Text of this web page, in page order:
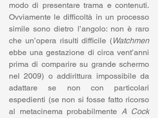
modo di presentare trama e contenuti.
Ovviamente le difficoltà in un processo
simile sono dietro l’angolo: non è raro
che un’opera risulti difficile (Watchmen
ebbe una gestazione di circa vent’anni
prima di comparire su grande schermo
nel 2009) o addirittura impossibile da
adattare se non con particolari
espedienti (se non si fosse fatto ricorso
al metacinema probabilmente A Cock